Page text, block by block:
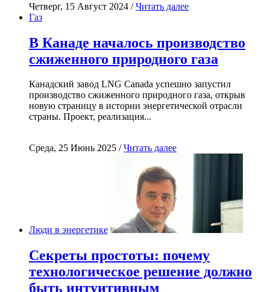
Четверг, 15 Август 2024 /Читать далее
Газ
В Канаде началось производство
сжиженного природного газа
Канадский завод LNG Canada успешно запустил
производство сжиженного природного газа, открыв
новую страницу в истории энергетической отрасли
страны. Проект, реализация...
Среда, 25 Июнь 2025 /Читать далее
Люди в энергетике
Секреты простоты: почему
технологическое решение должно
быть интуитивным